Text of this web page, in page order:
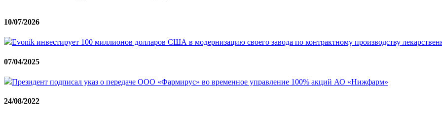
10/07/2026
Evonik инвестирует 100 миллионов долларов США в модернизацию своего завода по контрактному производству
07/04/2025
Президент подписал указ о передаче ООО «Фармирус» во временное управление 100% акций АО «Нижфарм»
24/08/2022